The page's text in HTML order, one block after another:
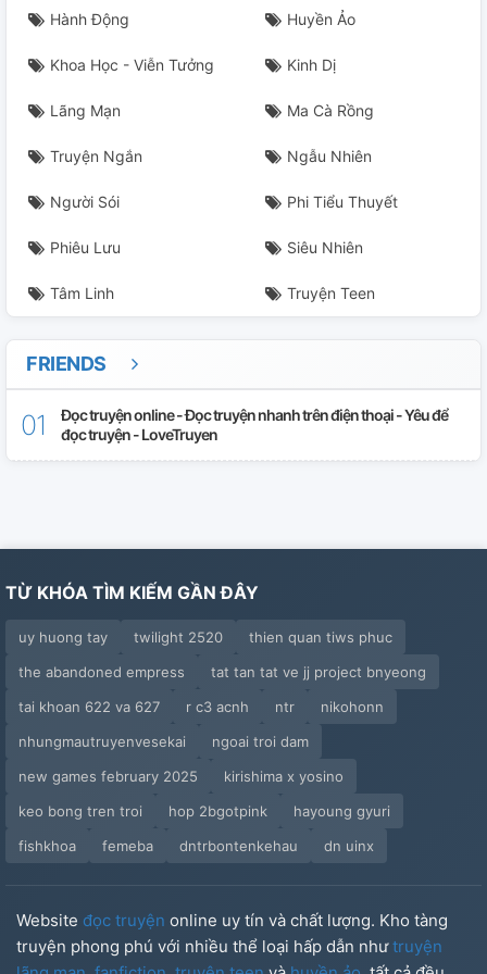
Hành Động Huyền Ảo
Khoa Học - Viễn Tưởng Kinh Dị
Lãng Mạn Ma Cà Rồng
Truyện Ngắn Ngẫu Nhiên
Người Sói Phi Tiểu Thuyết
Phiêu Lưu Siêu Nhiên
Tâm Linh Truyện Teen
FRIENDS
Đọc truyện online - Đọc truyện nhanh trên điện thoại - Yêu để
đọc truyện - LoveTruyen
TỪ KHÓA TÌM KIẾM GẦN ĐÂY
uy huong tay twilight 2520
thien quan tiws phuc
the abandoned empress
tat tan tat ve jj project bnyeong
tai khoan 622 va 627
r c3 acnh ntr
nikohonn
nhungmautruyenvesekai
ngoai troi dam
new games february 2025
kirishima x yosino
keo bong tren troi
hop 2bgotpink
hayoung gyuri
fishkhoa
femeba dntrbontenkehau dn uinx
Website đọc truyện online uy tín và chất lượng. Kho tàng
truyện phong phú với nhiều thể loại hấp dẫn nhưtruyện